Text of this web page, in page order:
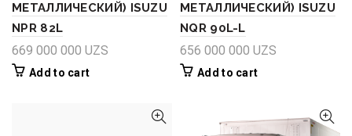
МЕТАЛЛИЧЕСКИЙ) ISUZU
NPR 82L
669 000 000 UZS
Add to cart
МЕТАЛЛИЧЕСКИЙ) ISUZU
NQR 90L-L
656 000 000 UZS
Add to cart